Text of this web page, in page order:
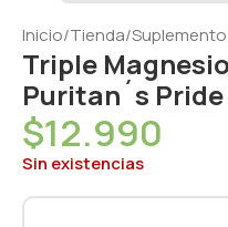
Inicio/Tienda/
Triple
Puritan´s Pride
$12.990
Sin existencias